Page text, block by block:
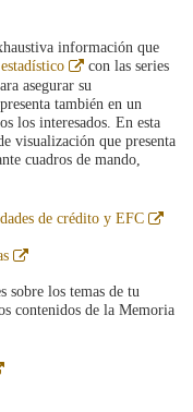
información que
Abre
en
ventana
nueva
con las series
asegurar su
también en un
los interesados. En esta
visualización que presenta
cuadros de mando,
de crédito y EFC
Abre
Abre
ventana
nueva
sobre los temas de tu
contenidos de la Memoria
Abre